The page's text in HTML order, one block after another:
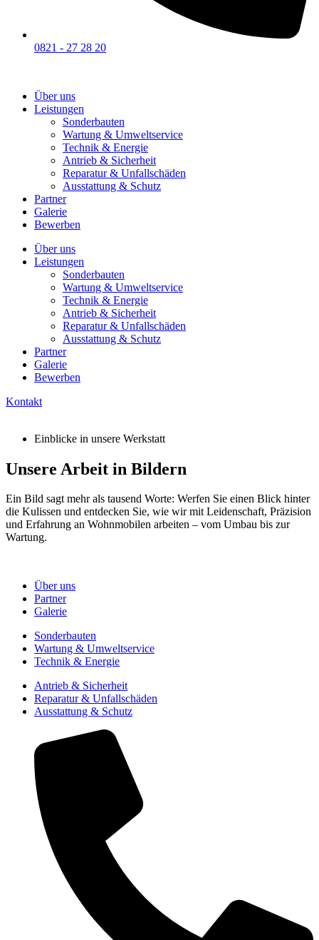
0821 - 27 28 20
Über uns
Leistungen
Sonderbauten
Wartung & Umweltservice
Technik & Energie
Antrieb & Sicherheit
Reparatur & Unfallschäden
Ausstattung & Schutz
Partner
Galerie
Bewerben
Über uns
Leistungen
Sonderbauten
Wartung & Umweltservice
Technik & Energie
Antrieb & Sicherheit
Reparatur & Unfallschäden
Ausstattung & Schutz
Partner
Galerie
Bewerben
Kontakt
Einblicke in unsere Werkstatt
Unsere Arbeit in Bildern
Ein Bild sagt mehr als tausend Worte: Werfen Sie einen Blick hinter
die Kulissen und entdecken Sie, wie wir mit Leidenschaft, Präzision
und Erfahrung an Wohnmobilen arbeiten – vom Umbau bis zur
Wartung.
Über uns
Partner
Galerie
Sonderbauten
Wartung & Umweltservice
Technik & Energie
Antrieb & Sicherheit
Reparatur & Unfallschäden
Ausstattung & Schutz